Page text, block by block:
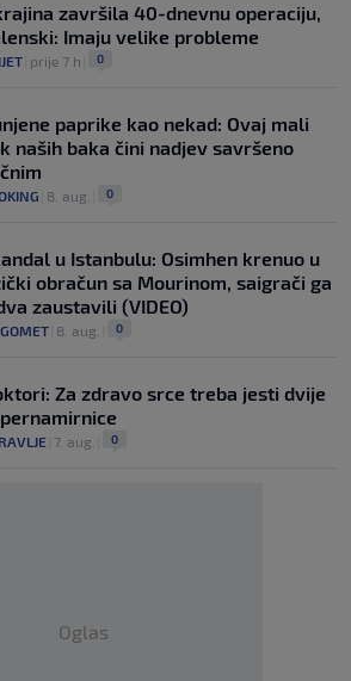
završila 40-dnevnu operaciju,
Imaju velike probleme
prije 7 h 0
paprike kao nekad: Ovaj mali
naših baka čini nadjev savršeno
8. aug. 0
u Istanbulu: Osimhen krenuo u
obračun sa Mourinom, saigrači ga
zaustavili (VIDEO)
8. aug. 0
Za zdravo srce treba jesti dvije
7. aug. 0
Oglas